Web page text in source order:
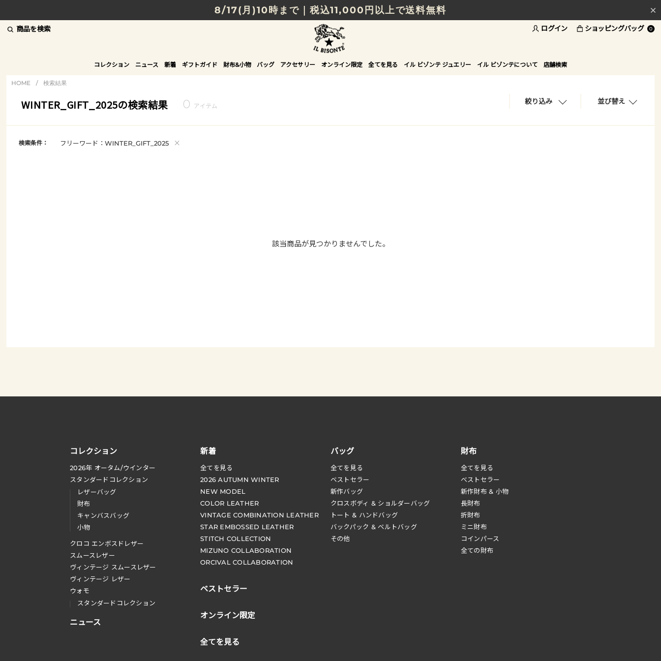
8/17(月)10時まで｜税込11,000円以上で送料無料
贈る相手やシーンから選べる、新しいギフトガイド
NEW IN｜COLOR LEATHER
商品を検索 ログイン ショッピングバッグ 0
コレクション ニュース 新着 ギフトガイド 財布&小物 バッグ アクセサリー オンライン限定 全てを見る イル ビゾンテ ジュエリー イル ビゾンテについて 店舗検索
HOME / 検索結果
WINTER_GIFT_2025の検索結果 0 アイテム
絞り込み 並び替え
検索条件： フリーワード：WINTER_GIFT_2025 ×
該当商品が見つかりませんでした。
コレクション
2026年 オータム/ウインター
スタンダードコレクション
レザーバッグ
財布
キャンバスバッグ
小物
クロコ エンボスドレザー
スムースレザー
ヴィンテージ スムースレザー
ヴィンテージ レザー
ウォモ
スタンダードコレクション
ニュース
新着
全てを見る
2026 AUTUMN WINTER
NEW MODEL
COLOR LEATHER
VINTAGE COMBINATION LEATHER
STAR EMBOSSED LEATHER
STITCH COLLECTION
MIZUNO COLLABORATION
ORCIVAL COLLABORATION
ベストセラー
オンライン限定
全てを見る
財布
全てを見る
べストセラー
新作財布 & 小物
長財布
折財布
ミニ財布
コインパース
全ての財布
バッグ
全てを見る
ベストセラー
新作バッグ
クロスボディ & ショルダーバッグ
トート & ハンドバッグ
バックパック & ベルトバッグ
その他